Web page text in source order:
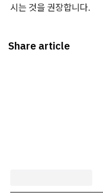
시는 것을 권장합니다.
Share article